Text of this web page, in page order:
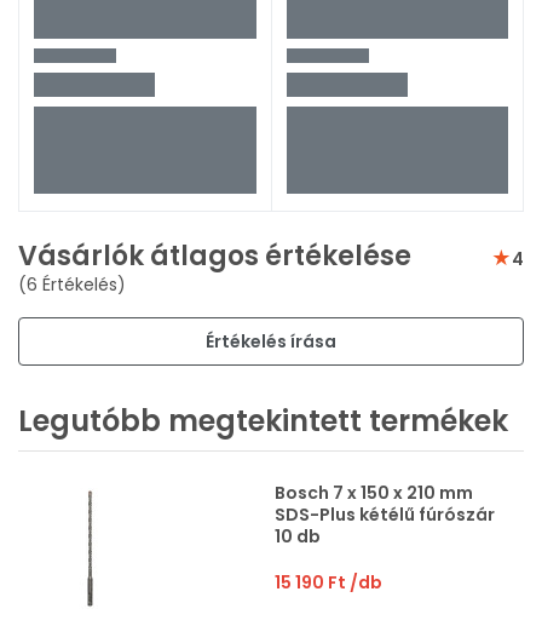
Vásárlók átlagos értékelése
(6 Értékelés)
4
Értékelés írása
Legutóbb megtekintett termékek
Bosch 7 x 150 x 210 mm
SDS-Plus kétélű fúrószár
10 db
15 190 Ft /db